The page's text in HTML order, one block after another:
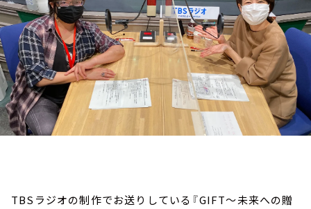
TBSラジオの制作でお送りしている『GIFT～未来への贈